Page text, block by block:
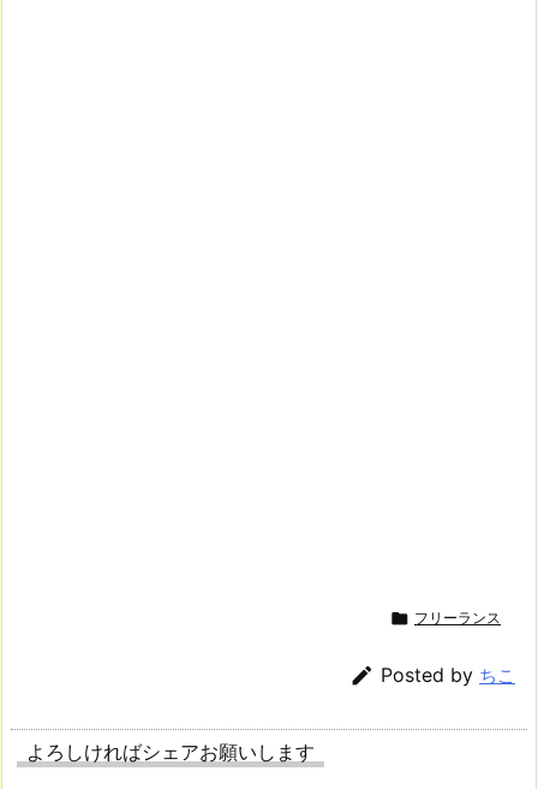
 フリーランス
 Posted by ちこ
よろしければシェアお願いします